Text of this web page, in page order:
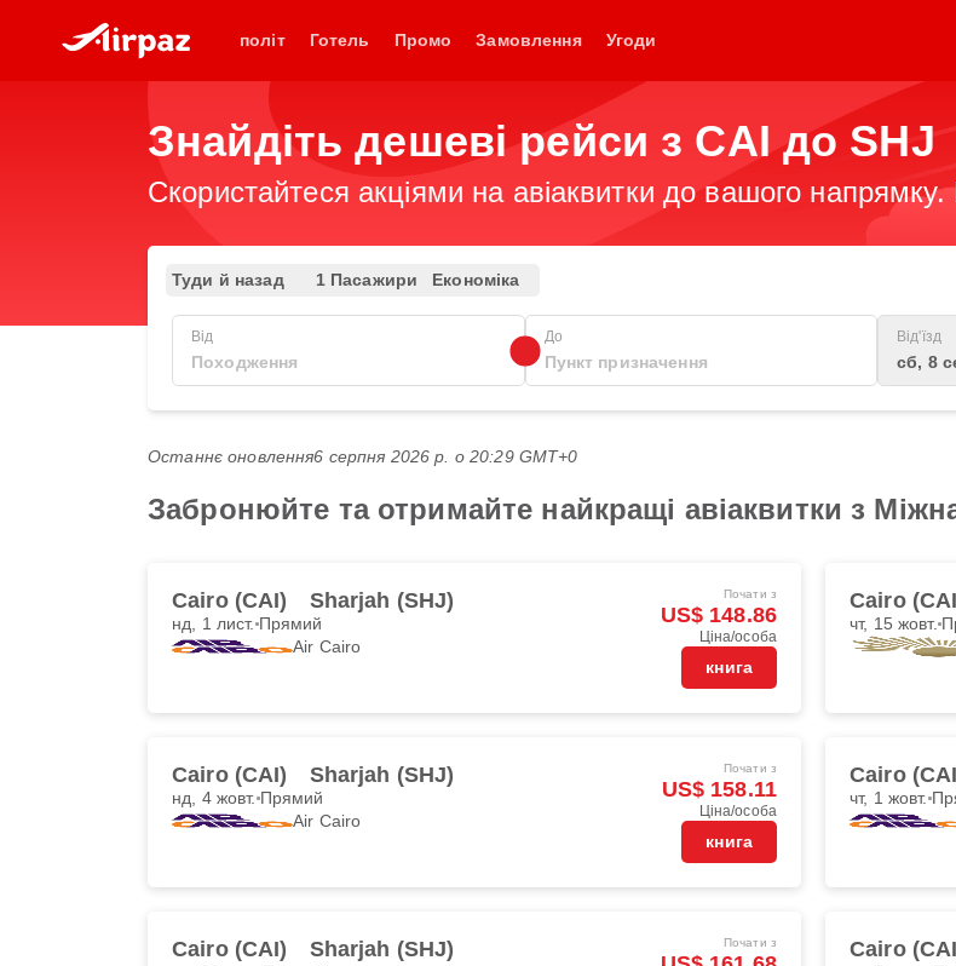
політ Готель Промо Замовлення Угоди
Знайдіть дешеві рейси з CAI до SHJ
Скористайтеся акціями на авіаквитки до вашого
Туди й назад 1 Пасажири Економіка
Від До Від'їзд
сб, 8
Останнє оновлення6 серпня 2026 р. о 20:29 GMT+0
Забронюйте та отримайте найкращі авіаквитки з
Cairo (CAI) Sharjah (SHJ)
нд, 1 лист. Прямий
Air Cairo
Почати з
US$ 148.86
Ціна/особа
книга
Cairo
чт, 15 жовт.
Cairo (CAI) Sharjah (SHJ)
нд, 4 жовт. Прямий
Air Cairo
Почати з
US$ 158.11
Ціна/особа
книга
Cairo
чт, 1 жовт.
Cairo (CAI) Sharjah (SHJ) Почати з Cairo